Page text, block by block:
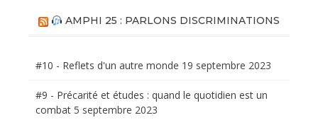
AMPHI 25 : PARLONS DISCRIMINATIONS
#10 - Reflets d'un autre monde 19 septembre 2023
#9 - Précarité et études : quand le quotidien est un
combat 5 septembre 2023